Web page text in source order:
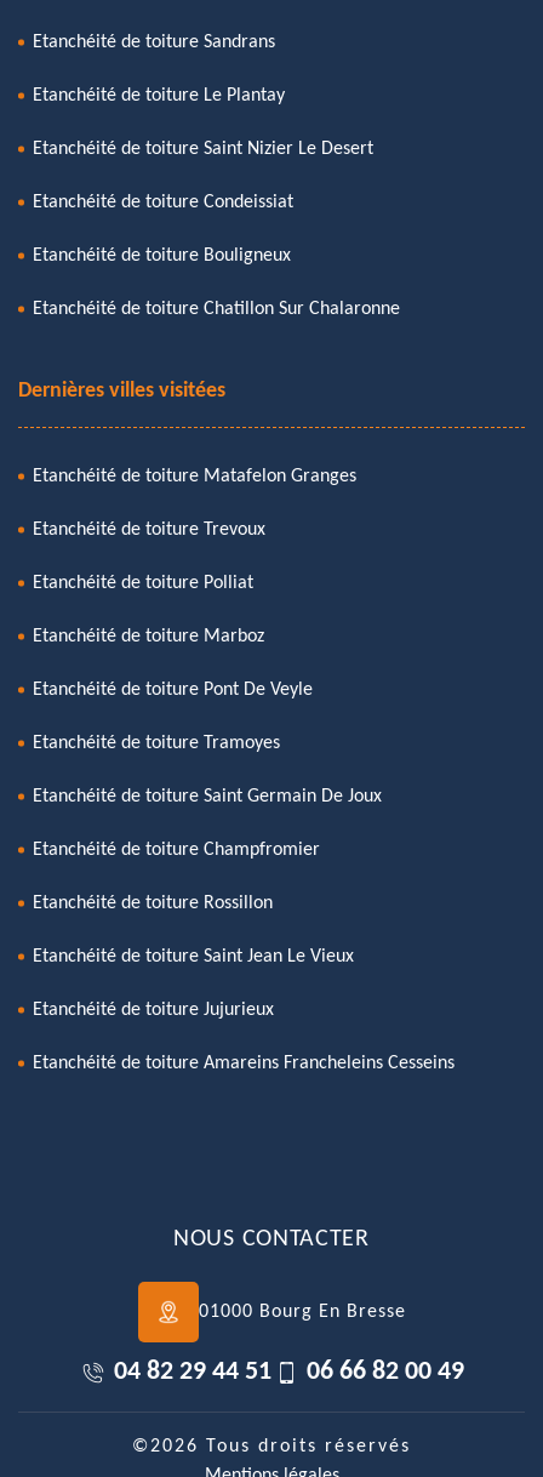
Etanchéité de toiture Sandrans
Etanchéité de toiture Le Plantay
Etanchéité de toiture Saint Nizier Le Desert
Etanchéité de toiture Condeissiat
Etanchéité de toiture Bouligneux
Etanchéité de toiture Chatillon Sur Chalaronne
Dernières villes visitées
Etanchéité de toiture Matafelon Granges
Etanchéité de toiture Trevoux
Etanchéité de toiture Polliat
Etanchéité de toiture Marboz
Etanchéité de toiture Pont De Veyle
Etanchéité de toiture Tramoyes
Etanchéité de toiture Saint Germain De Joux
Etanchéité de toiture Champfromier
Etanchéité de toiture Rossillon
Etanchéité de toiture Saint Jean Le Vieux
Etanchéité de toiture Jujurieux
Etanchéité de toiture Amareins Francheleins Cesseins
NOUS CONTACTER
01000 Bourg En Bresse
04 82 29 44 51 06 66 82 00 49
©2026 Tous droits réservés